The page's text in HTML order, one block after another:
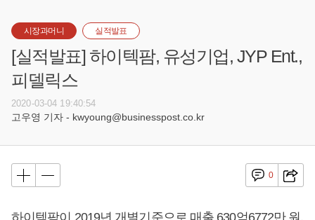
시장과머니 실적발표
[실적발표] 하이텍팜, 유성기업, JYP Ent.,
피델릭스
2020-03-04 19:40:54
고우영 기자 - kwyoung@businesspost.co.kr
0
하이텍팜이 2019년 개별기준으로 매출 630억6772만 원,